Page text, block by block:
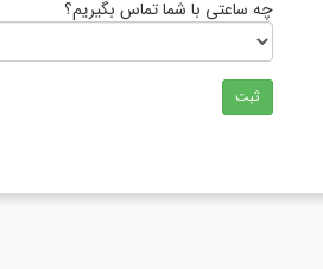
چه ساعتی با شما تماس بگیریم؟
ثبت